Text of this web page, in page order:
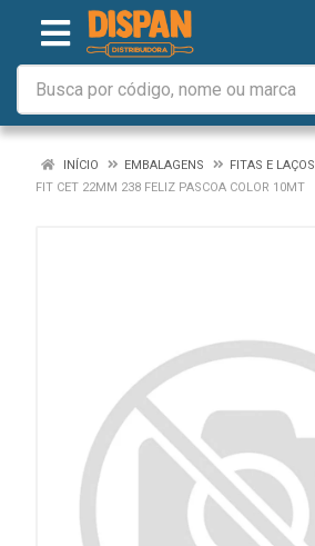
INÍCIO EMBALAGENS
FITAS E LAÇOS
FIT CET 22MM 238 FELIZ PASCOA COLOR 10MT